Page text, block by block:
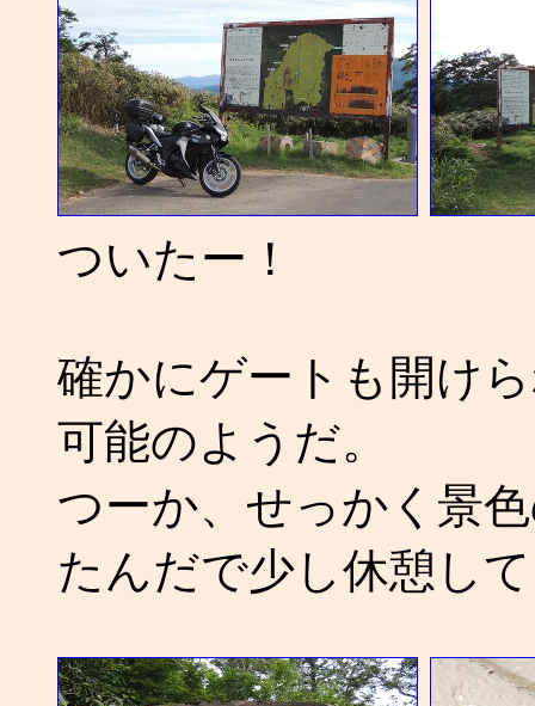
ついたー！
確かにゲートも開け
可能のようだ。
つーか、せっかく景
たんだで少し休憩し